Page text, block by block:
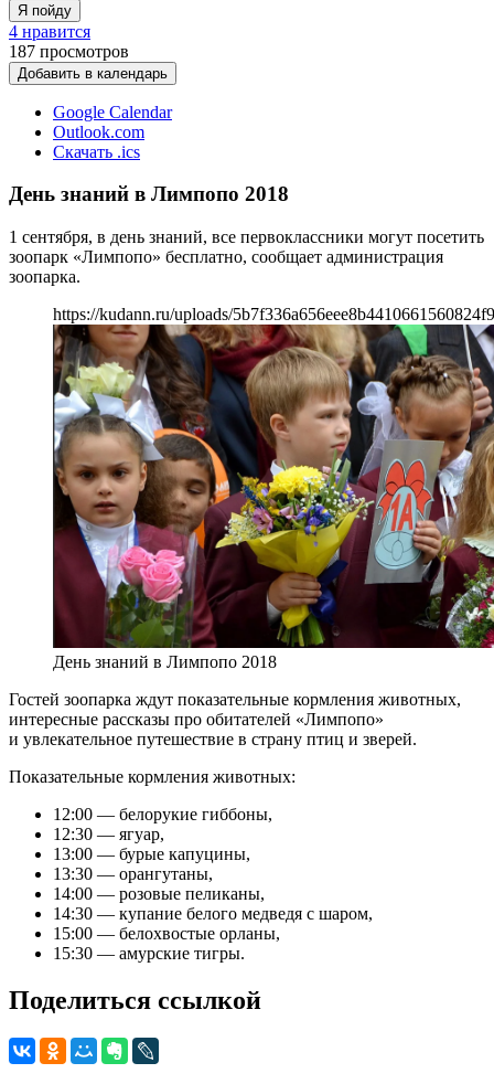
Я пойду
4 нравится
187 просмотров
Добавить в календарь
Google Calendar
Outlook.com
Скачать .ics
День знаний в Лимпопо 2018
1 сентября, в день знаний, все первоклассники могут посетить
зоопарк «Лимпопо» бесплатно, сообщает администрация
зоопарка.
https://kudann.ru/uploads/
День знаний в Лимпопо 2018
Гостей зоопарка ждут показательные кормления животных,
интересные рассказы про обитателей «Лимпопо»
и увлекательное путешествие в страну птиц и зверей.
Показательные кормления животных:
12:00 — белорукие гиббоны,
12:30 — ягуар,
13:00 — бурые капуцины,
13:30 — орангутаны,
14:00 — розовые пеликаны,
14:30 — купание белого медведя с шаром,
15:00 — белохвостые орланы,
15:30 — амурские тигры.
Поделиться ссылкой